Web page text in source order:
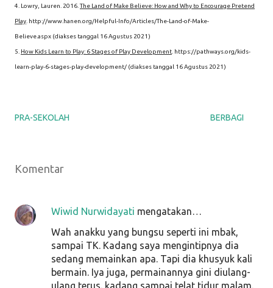
4. Lowry, Lauren . 2016.The Land of Make Believe: How and Why to Encourage Pretend
Play http://www.hanen.org/Helpful-Info/Articles/The-Land-of-Make-
Believe.aspx (diakses tanggal 16 Agustus 2021)
5. How Kids Learn to Play: 6 Stages of Play Development . https://pathways.org/kids-
learn-play-6-stages-play-development/ (diakses tanggal 16 Agustus 2021)
PRA-SEKOLAH BERBAGI
Komentar
Wiwid Nurwidayati mengatakan…
Wah anakku yang bungsu seperti ini mbak,
sampai TK. Kadang saya mengintipnya dia
sedang memainkan apa. Tapi dia khusyuk kali
bermain. Iya juga, permainannya gini diulang-
ulang terus. kadang sampai telat tidur malam.